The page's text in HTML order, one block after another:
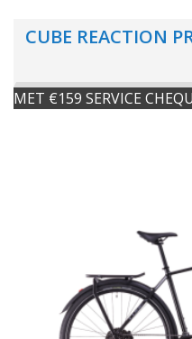
CUBE REACTION
MET €159 SERVICE